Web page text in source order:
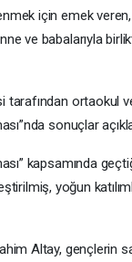
için emek
ve babalarıyla
tarafından ortaokul
sonuçlar
kapsamında
yoğun
Altay, gençlerin